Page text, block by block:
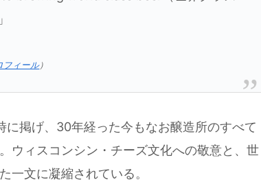
フィール）
掲げ、30年経った今もなお醸造所のすべて
ウィスコンシン・チーズ文化への敬意と、世
一文に凝縮されている。